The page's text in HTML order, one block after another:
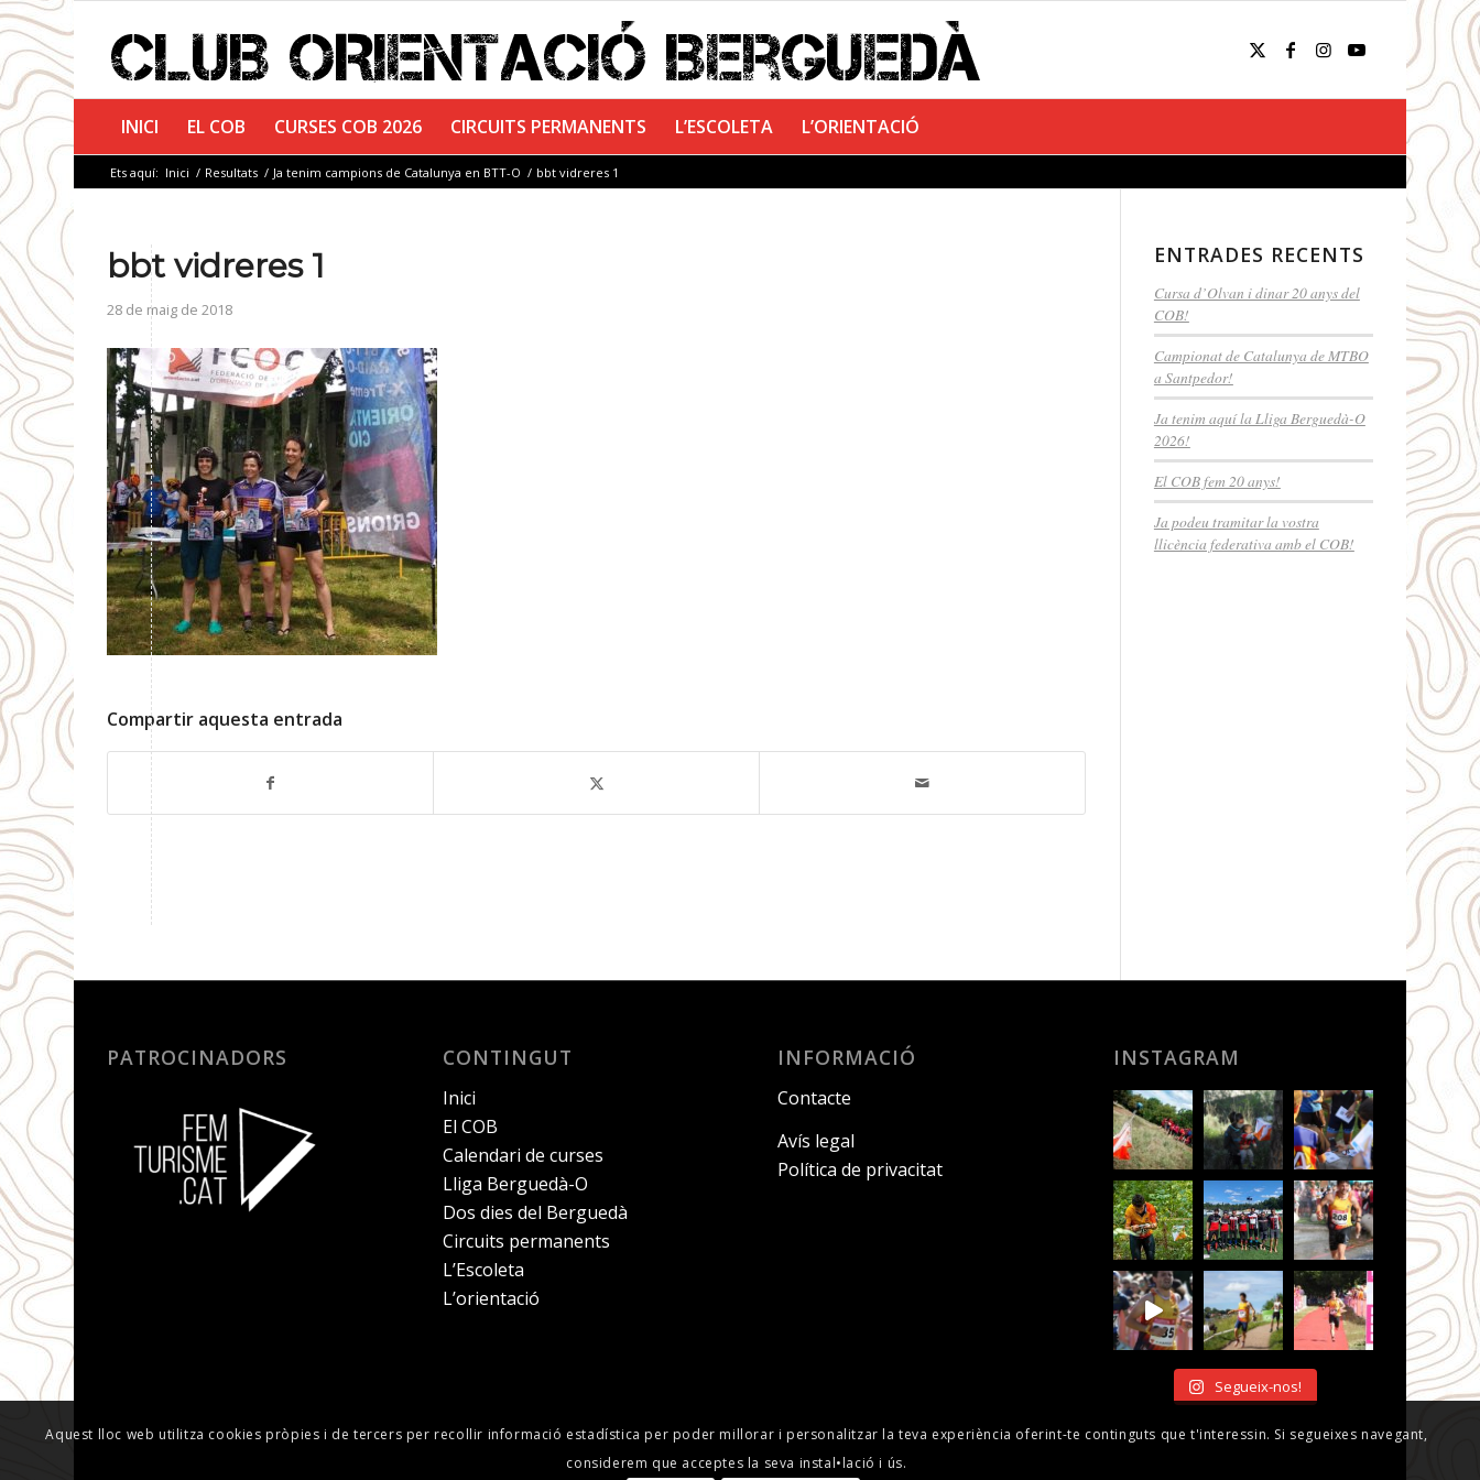
INICI EL COB CURSES COB 2026 CIRCUITS PERMANENTS L’ESCOLETA L’ORIENTACIÓ
Ets aquí: Inici / Resultats / Ja tenim campions de Catalunya en BTT-O / bbt vidreres 1
bbt vidreres 1
28 de maig de 2018
Compartir aquesta entrada
ENTRADES RECENTS
Cursa d’Olvan i dinar 20 anys del
COB!
Campionat de Catalunya de MTBO
a Santpedor!
Ja tenim aquí la Lliga Berguedà-O
2026!
El COB fem 20 anys!
Ja podeu tramitar la vostra
llicència federativa amb el COB!
PATROCINADORS CONTINGUT
Inici
El COB
Calendari de curses
Lliga Berguedà-O
Dos dies del Berguedà
Circuits permanents
L’Escoleta
L’orientació
INFORMACIÓ
Contacte
Avís legal
Política de privacitat
INSTAGRAM
Segueix-nos!
Aquest lloc web utilitza cookies pròpies i de tercers per recollir informació estadística per poder millorar i personalitzar la teva experiència oferint-te continguts que t'interessin. Si segueixes navegant,
considerem que acceptes la seva instal•lació i ús.